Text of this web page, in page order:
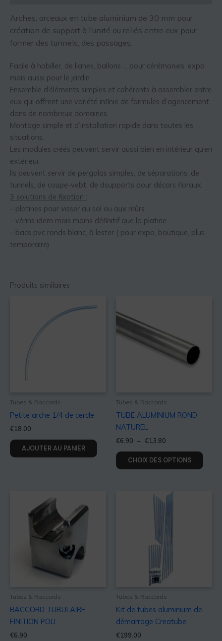
Arches, arceaux en tube aluminium de 30 mm pour
création de support à l’unité ou reliés entre eux pour
former des tunnels, des passages.
Facile à habiller, de lianes, ballons … pour cérémonies, expo
mais aussi pour le jardin
Ensemble d’éléments simples et cohérents à assembler entre
eux qui offrent une variété infinie de formules d’agencement
dans de nombreux domaines.
Montage simple et d’installation rapide dans toutes les
situations.
Les modules créés peuvent servir aussi bien en intérieur qu’en
extérieur.
Ils peuvent servir de pergolas simples, de séparations, de
tunnels, de coupe-vebt, de dsupports pour décors floraux.
3 solutions de fixation :
– platines pour visser au sol ou aux mûrs
– vérins idem mais moins définitif que la platine
– bacs pvc ronds blanc, à lester ( pour expo, boutique, plus
temporaire)
Produits similaires
Tubes & Raccords
Petite arche 1/4 de cercle
€18.00
AJOUTER AU PANIER
Tubes & Raccords
TUBE ALUMINIUM ROND
NATUREL
€6.90 – €13.80
à
€13.80
CHOIX DES OPTIONS
du
Tubes & Raccords
RACCORD TUBULAIRE
FINITION POLI
€6.90
Tubes & Raccords
Kit de tubes aluminium de
démarrage Creatube
€199.00